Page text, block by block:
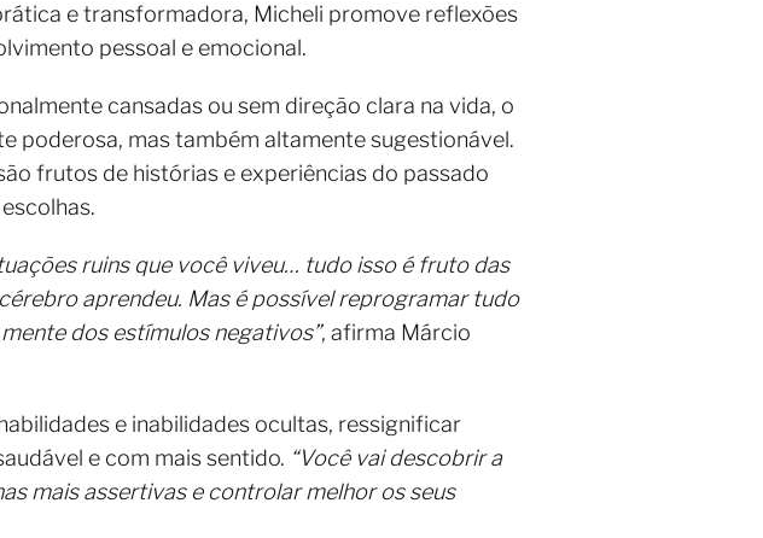
e transformadora, Micheli promove reflexões
pessoal e emocional.
cansadas ou sem direção clara na vida, o
poderosa, mas também altamente sugestionável.
frutos de histórias e experiências do passado
ruins que você viveu… tudo isso é fruto das
aprendeu. Mas é possível reprogramar tudo
dos estímulos negativos”, afirma Márcio
e inabilidades ocultas, ressignificar
e com mais sentido. “Você vai descobrir a
mais assertivas e controlar melhor os seus